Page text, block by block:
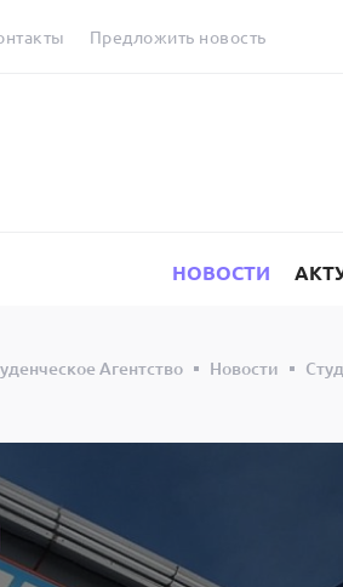
Предложить новость
НОВОСТИ
Агентство Новости